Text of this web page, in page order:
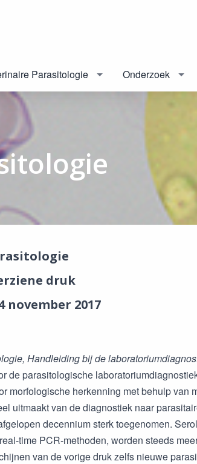
Parasitologie Onderzoek
druk
november 2017
Handleiding bij de
de parasitologische
morfologische herkenning met behulp van
uitmaakt van de diagnostiek naar
decennium sterk toegenomen.
time PCR-methoden, worden steeds
van de vorige druk zelfs nieuwe